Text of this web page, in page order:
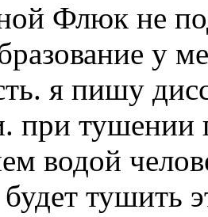
Флюк не
у
я пишу
при тушении
водой
тушить